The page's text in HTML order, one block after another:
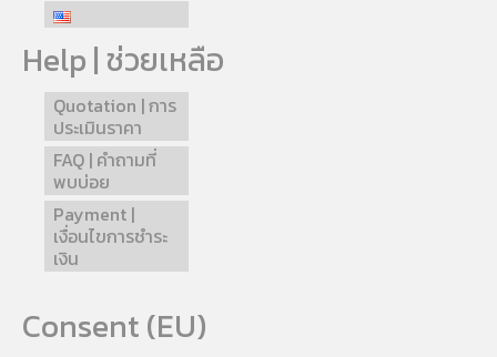
Help | ช่วยเหลือ
Quotation | การ
ประเมินราคา
FAQ | คำถามที่
พบบ่อย
Payment |
เงื่อนไขการชำระ
เงิน
Consent (EU)